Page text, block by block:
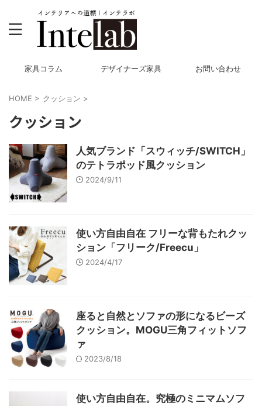
家具コラム デザイナーズ家具 お問い合わせ
HOME > クッション >
クッション
人気ブランド「スウィッチ/SWITCH」
のテトラポッド風クッション
2024/9/11
使い方自由自在 フリーな背もたれクッ
ション「フリーク/Freecu」
2024/4/17
座ると自然とソファの形になるビーズ
クッション。MOGU三角フィットソフ
ァ
2023/8/18
使い方自由自在。究極のミニマムソフ